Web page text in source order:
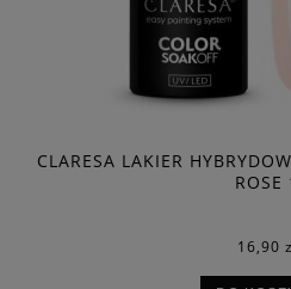
CLARESA LAKIER
ROSE
16,90